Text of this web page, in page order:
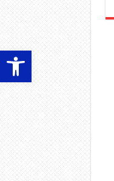
פתח